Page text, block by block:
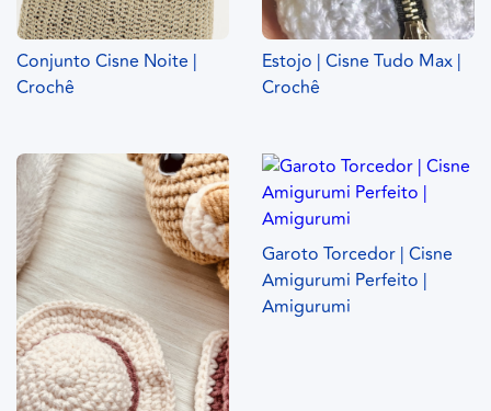
Conjunto Cisne Noite |
Crochê
Estojo | Cisne Tudo Max |
Crochê
Garoto Torcedor | Cisne
Amigurumi Perfeito |
Amigurumi